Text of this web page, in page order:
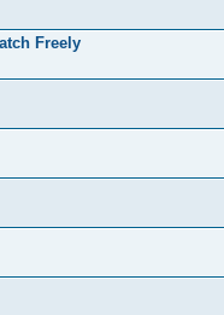
Freely